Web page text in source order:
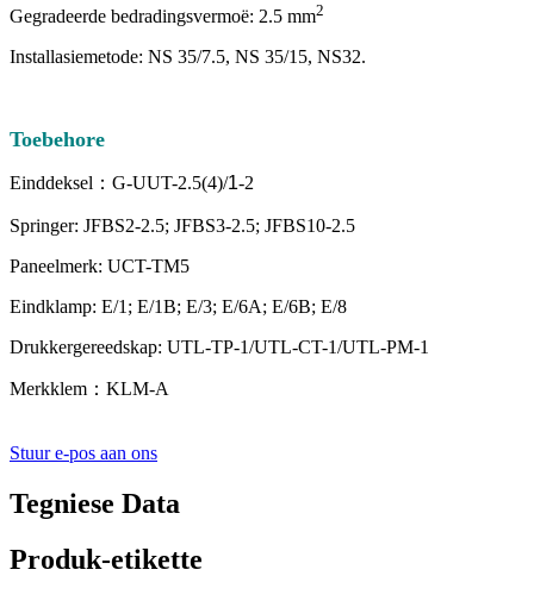
Gegradeerde bedradingsvermoë: 2.5 mm2
Installasiemetode: NS 35/7.5, NS 35/15, NS32.
Toebehore
Einddeksel：G-UUT-2.5(4)/1-2
Springer: JFBS2-2.5; JFBS3-2.5; JFBS10-2.5
Paneelmerk: UCT-TM5
Eindklamp: E/1; E/1B; E/3; E/6A; E/6B; E/8
Drukkergereedskap: UTL-TP-1/UTL-CT-1/UTL-PM-1
Merkklem：KLM-A
Stuur e-pos aan ons
Tegniese Data
Produk-etikette